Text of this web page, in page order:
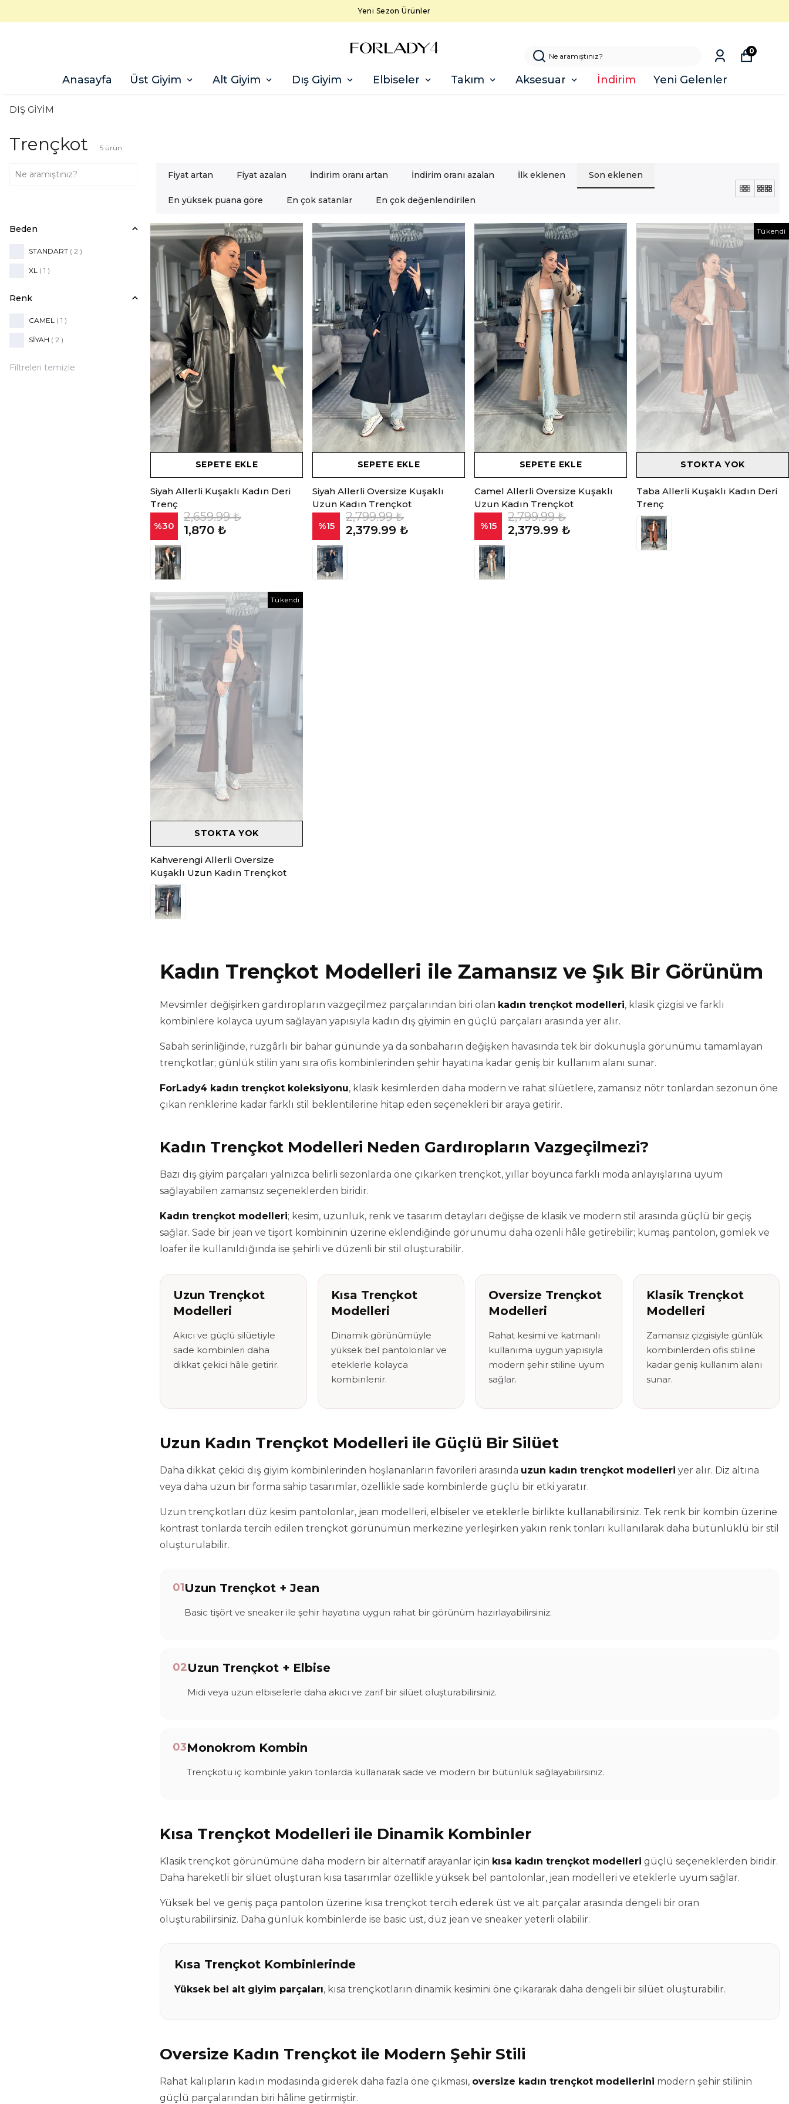
Yeni Sezon Ürünler
Anasayfa Üst Giyim Alt Giyim Dış Giyim Elbiseler Takım Aksesuar İndirim Yeni Gelenler
0
DIŞ GİYİM
Trençkot 5 ürün
Fiyat artan Fiyat azalan İndirim oranı artan İndirim oranı azalan İlk eklenen Son eklenen
En yüksek puana göre En çok satanlar En çok değenlendirilen
Beden
STANDART ( 2 )
XL ( 1 )
Renk
CAMEL ( 1 )
SİYAH ( 2 )
Filtreleri temizle
SEPETE EKLE
Siyah Allerli Kuşaklı Kadın Deri
Trenç
%30
2,659.99 ₺
1,870 ₺
SEPETE EKLE
Siyah Allerli Oversize Kuşaklı
Uzun Kadın Trençkot
%15
2,799.99 ₺
2,379.99 ₺
SEPETE EKLE
Camel Allerli Oversize Kuşaklı
Uzun Kadın Trençkot
%15
2,799.99 ₺
2,379.99 ₺
Tükendi
STOKTA YOK
Taba Allerli Kuşaklı Kadın Deri
Trenç
Tükendi
STOKTA YOK
Kahverengi Allerli Oversize
Kuşaklı Uzun Kadın Trençkot
Kadın Trençkot Modelleri ile Zamansız ve Şık Bir Görünüm
Mevsimler değişirken gardıropların vazgeçilmez parçalarından biri olan kadın trençkot modelleri, klasik çizgisi ve farklı
kombinlere kolayca uyum sağlayan yapısıyla kadın dış giyimin en güçlü parçaları arasında yer alır.
Sabah serinliğinde, rüzgârlı bir bahar gününde ya da sonbaharın değişken havasında tek bir dokunuşla görünümü tamamlayan
trençkotlar; günlük stilin yanı sıra ofis kombinlerinden şehir hayatına kadar geniş bir kullanım alanı sunar.
ForLady4 kadın trençkot koleksiyonu, klasik kesimlerden daha modern ve rahat silüetlere, zamansız nötr tonlardan sezonun öne
çıkan renklerine kadar farklı stil beklentilerine hitap eden seçenekleri bir araya getirir.
Kadın Trençkot Modelleri Neden Gardıropların Vazgeçilmezi?
Bazı dış giyim parçaları yalnızca belirli sezonlarda öne çıkarken trençkot, yıllar boyunca farklı moda anlayışlarına uyum
sağlayabilen zamansız seçeneklerden biridir.
Kadın trençkot modelleri; kesim, uzunluk, renk ve tasarım detayları değişse de klasik ve modern stil arasında güçlü bir geçiş
sağlar. Sade bir jean ve tişört kombininin üzerine eklendiğinde görünümü daha özenli hâle getirebilir; kumaş pantolon, gömlek ve
loafer ile kullanıldığında ise şehirli ve düzenli bir stil oluşturabilir.
Uzun Trençkot
Modelleri
Akıcı ve güçlü silüetiyle
sade kombinleri daha
dikkat çekici hâle getirir.
Kısa Trençkot
Modelleri
Dinamik görünümüyle
yüksek bel pantolonlar ve
eteklerle kolayca
kombinlenir.
Oversize Trençkot
Modelleri
Rahat kesimi ve katmanlı
kullanıma uygun yapısıyla
modern şehir stiline uyum
sağlar.
Klasik Trençkot
Modelleri
Zamansız çizgisiyle günlük
kombinlerden ofis stiline
kadar geniş kullanım alanı
sunar.
Uzun Kadın Trençkot Modelleri ile Güçlü Bir Silüet
Daha dikkat çekici dış giyim kombinlerinden hoşlananların favorileri arasında uzun kadın trençkot modelleri yer alır. Diz altına
veya daha uzun bir forma sahip tasarımlar, özellikle sade kombinlerde güçlü bir etki yaratır.
Uzun trençkotları düz kesim pantolonlar, jean modelleri, elbiseler ve eteklerle birlikte kullanabilirsiniz. Tek renk bir kombin üzerine
kontrast tonlarda tercih edilen trençkot görünümün merkezine yerleşirken yakın renk tonları kullanılarak daha bütünlüklü bir stil
oluşturulabilir.
01Uzun Trençkot + Jean
Basic tişört ve sneaker ile şehir hayatına uygun rahat bir görünüm hazırlayabilirsiniz.
02Uzun Trençkot + Elbise
Midi veya uzun elbiselerle daha akıcı ve zarif bir silüet oluşturabilirsiniz.
03Monokrom Kombin
Trençkotu iç kombinle yakın tonlarda kullanarak sade ve modern bir bütünlük sağlayabilirsiniz.
Kısa Trençkot Modelleri ile Dinamik Kombinler
Klasik trençkot görünümüne daha modern bir alternatif arayanlar için kısa kadın trençkot modelleri güçlü seçeneklerden biridir.
Daha hareketli bir silüet oluşturan kısa tasarımlar özellikle yüksek bel pantolonlar, jean modelleri ve eteklerle uyum sağlar.
Yüksek bel ve geniş paça pantolon üzerine kısa trençkot tercih ederek üst ve alt parçalar arasında dengeli bir oran
oluşturabilirsiniz. Daha günlük kombinlerde ise basic üst, düz jean ve sneaker yeterli olabilir.
Kısa Trençkot Kombinlerinde
Yüksek bel alt giyim parçaları, kısa trençkotların dinamik kesimini öne çıkararak daha dengeli bir silüet oluşturabilir.
Oversize Kadın Trençkot ile Modern Şehir Stili
Rahat kalıpların kadın modasında giderek daha fazla öne çıkması, oversize kadın trençkot modellerini modern şehir stilinin
güçlü parçalarından biri hâline getirmiştir.